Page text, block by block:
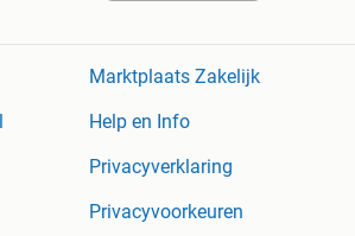
Marktplaats Zakelijk
Help en Info
Privacyverklaring
Privacyvoorkeuren